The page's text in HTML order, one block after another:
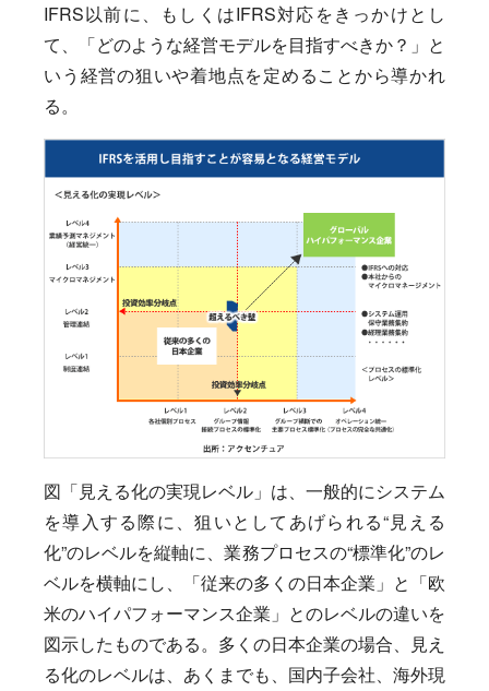
IFRS以前に、もしくはIFRS対応をきっかけとし
て、「どのような経営モデルを目指すべきか？」と
いう経営の狙いや着地点を定めることから導かれ
る。
図「見える化の実現レベル」は、一般的にシステム
を導入する際に、狙いとしてあげられる“見える
化”のレベルを縦軸に、業務プロセスの“標準化”のレ
ベルを横軸にし、「従来の多くの日本企業」と「欧
米のハイパフォーマンス企業」とのレベルの違いを
図示したものである。多くの日本企業の場合、見え
る化のレベルは、あくまでも、国内子会社、海外現